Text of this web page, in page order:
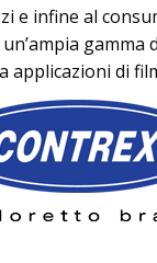
e infine al
gamma
applicazioni di